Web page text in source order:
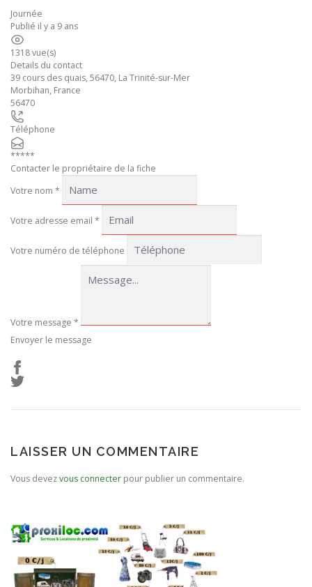
Journée
Publié il y a 9 ans
1318 vue(s)
Details du contact
39 cours des quais, 56470, La Trinité-sur-Mer
Morbihan, France
56470
Téléphone
*****
Contacter le propriétaire de la fiche
Votre nom *
Votre adresse email *
Votre numéro de téléphone
Votre message *
Envoyer le message
LAISSER UN COMMENTAIRE
Vous devezvous connecter pour publier un commentaire.